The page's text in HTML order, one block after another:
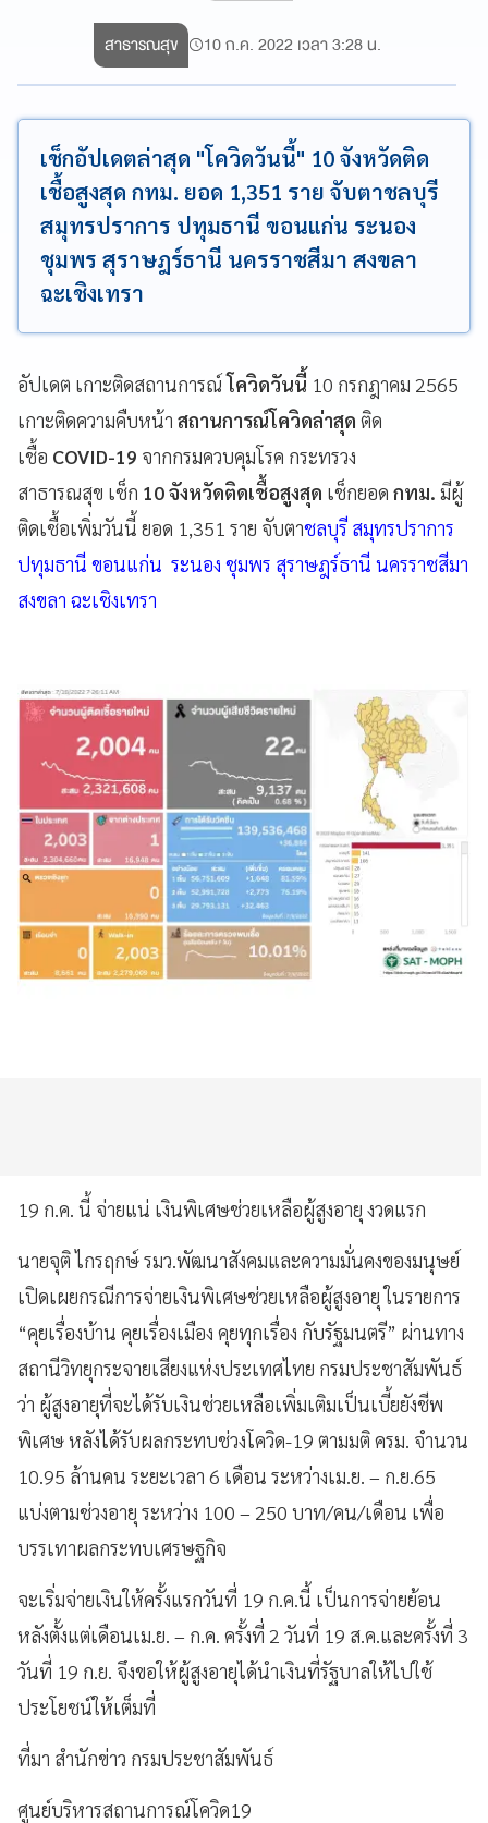
สาธารณสุข 10 ก.ค. 2022 เวลา 3:28 น.
เช็กอัปเดตล่าสุด "โควิดวันนี้" 10 จังหวัดติด
เชื้อสูงสุด กทม. ยอด 1,351 ราย จับตาชลบุรี
สมุทรปราการ ปทุมธานี ขอนแก่น ระนอง
ชุมพร สุราษฎร์ธานี นครราชสีมา สงขลา
ฉะเชิงเทรา
อัปเดต เกาะติดสถานการณ์โควิดวันนี้ 10 กรกฎาคม 2565
เกาะติดความคืบหน้า สถานการณ์โควิดล่าสุด ติด
เชื้อ COVID-19 จากกรมควบคุมโรค กระทรวง
สาธารณสุข เช็ก 10 จังหวัดติดเชื้อสูงสุด เช็กยอด กทม. มีผู้
ติดเชื้อเพิ่มวันนี้ ยอด 1,351 ราย จับตาชลบุรี สมุทรปราการ
ปทุมธานี ขอนแก่น ระนอง ชุมพร สุราษฎร์ธานี นครราชสีมา
สงขลา ฉะเชิงเทรา
19 ก.ค. นี้ จ่ายแน่ เงินพิเศษช่วยเหลือผู้สูงอายุ งวดแรก
นายจุติ ไกรฤกษ์ รมว.พัฒนาสังคมและความมั่นคงของมนุษย์
เปิดเผยกรณีการจ่ายเงินพิเศษช่วยเหลือผู้สูงอายุ ในรายการ
“คุยเรื่องบ้าน คุยเรื่องเมือง คุยทุกเรื่อง กับรัฐมนตรี” ผ่านทาง
สถานีวิทยุกระจายเสียงแห่งประเทศไทย กรมประชาสัมพันธ์
ว่า ผู้สูงอายุที่จะได้รับเงินช่วยเหลือเพิ่มเติมเป็นเบี้ยยังชีพ
พิเศษ หลังได้รับผลกระทบช่วงโควิด-19 ตามมติ ครม. จำนวน
10.95 ล้านคน ระยะเวลา 6 เดือน ระหว่างเม.ย. – ก.ย.65
แบ่งตามช่วงอายุ ระหว่าง 100 – 250 บาท/คน/เดือน เพื่อ
บรรเทาผลกระทบเศรษฐกิจ
จะเริ่มจ่ายเงินให้ครั้งแรกวันที่ 19 ก.ค.นี้ เป็นการจ่ายย้อน
หลังตั้งแต่เดือนเม.ย. – ก.ค. ครั้งที่ 2 วันที่ 19 ส.ค.และครั้งที่ 3
วันที่ 19 ก.ย. จึงขอให้ผู้สูงอายุได้นำเงินที่รัฐบาลให้ไปใช้
ประโยชน์ให้เต็มที่
ที่มา สำนักข่าว กรมประชาสัมพันธ์
ศูนย์บริหารสถานการณ์โควิด19